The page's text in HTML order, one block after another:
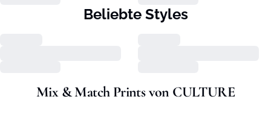
Beliebte Styles
Mix & Match Prints von CULTURE